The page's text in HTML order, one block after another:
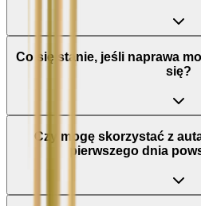
Co się stanie, jeśli naprawa
się?
Czy mogę skorzystać z
pierwszego dnia